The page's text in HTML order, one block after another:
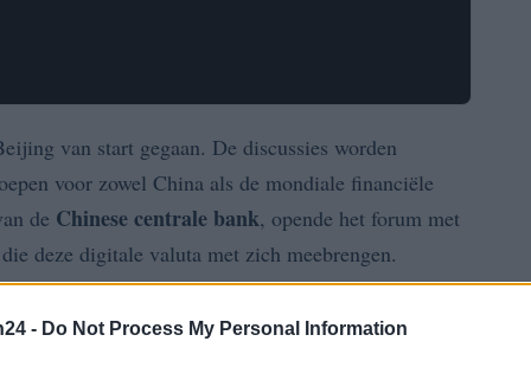
- Do Not Process My Personal Information
van start gegaan. De discussies worden
voor zowel China als de mondiale financiële
de Chinese centrale bank, opende het forum met
deze digitale valuta met zich meebrengen.
Verenigde Staten
ten aanzien van cryptocurrency,
in China voorzichtig. Volgens Gongsheng